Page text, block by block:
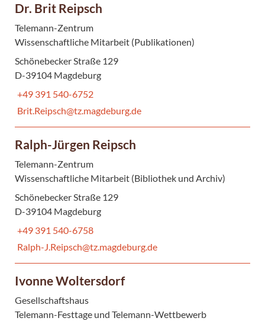
Dr. Brit Reipsch
Telemann-Zentrum
Wissenschaftliche Mitarbeit (Publikationen)
Schönebecker Straße 129
D-39104 Magdeburg
+49 391 540-6752
Brit.Reipsch@tz.magdeburg.de
Ralph-Jürgen Reipsch
Telemann-Zentrum
Wissenschaftliche Mitarbeit (Bibliothek und Archiv)
Schönebecker Straße 129
D-39104 Magdeburg
+49 391 540-6758
Ralph-J.Reipsch@tz.magdeburg.de
Ivonne Woltersdorf
Gesellschaftshaus
Telemann-Festtage und Telemann-Wettbewerb